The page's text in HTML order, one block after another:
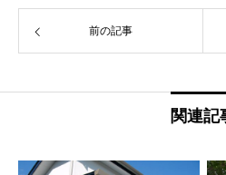
前の記事
関連記